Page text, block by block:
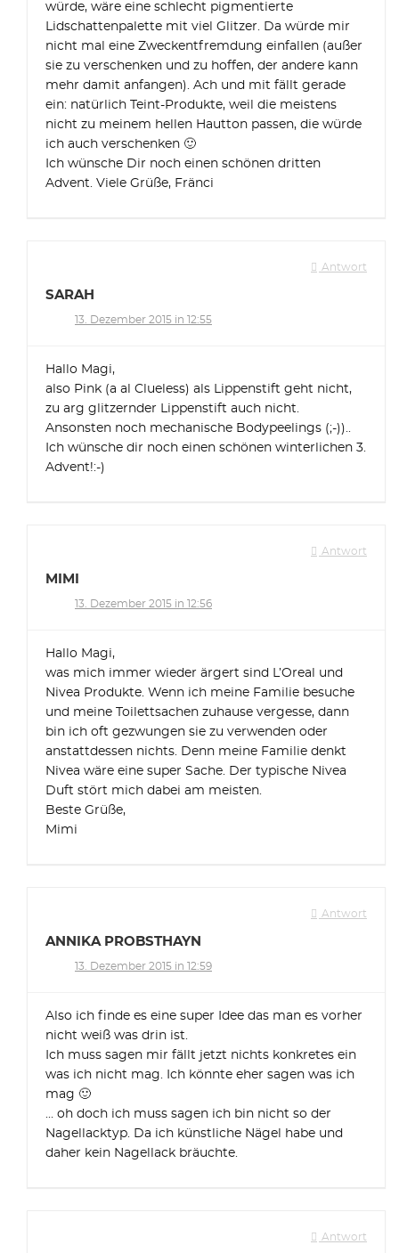
würde, wäre eine schlecht pigmentierte
Lidschattenpalette mit viel Glitzer. Da würde mir
nicht mal eine Zweckentfremdung einfallen (außer
sie zu verschenken und zu hoffen, der andere kann
mehr damit anfangen). Ach und mit fällt gerade
ein: natürlich Teint-Produkte, weil die meistens
nicht zu meinem hellen Hautton passen, die würde
ich auch verschenken 🙂
Ich wünsche Dir noch einen schönen dritten
Advent. Viele Grüße, Fränci
Antwort
SARAH
13. Dezember 2015 in 12:55
Hallo Magi,
also Pink (a al Clueless) als Lippenstift geht nicht,
zu arg glitzernder Lippenstift auch nicht.
Ansonsten noch mechanische Bodypeelings (;-))..
Ich wünsche dir noch einen schönen winterlichen 3.
Advent!:-)
Antwort
MIMI
13. Dezember 2015 in 12:56
Hallo Magi,
was mich immer wieder ärgert sind L’Oreal und
Nivea Produkte. Wenn ich meine Familie besuche
und meine Toilettsachen zuhause vergesse, dann
bin ich oft gezwungen sie zu verwenden oder
anstattdessen nichts. Denn meine Familie denkt
Nivea wäre eine super Sache. Der typische Nivea
Duft stört mich dabei am meisten.
Beste Grüße,
Mimi
Antwort
ANNIKA PROBSTHAYN
13. Dezember 2015 in 12:59
Also ich finde es eine super Idee das man es vorher
nicht weiß was drin ist.
Ich muss sagen mir fällt jetzt nichts konkretes ein
was ich nicht mag. Ich könnte eher sagen was ich
mag 🙂
… oh doch ich muss sagen ich bin nicht so der
Nagellacktyp. Da ich künstliche Nägel habe und
daher kein Nagellack bräuchte.
Antwort